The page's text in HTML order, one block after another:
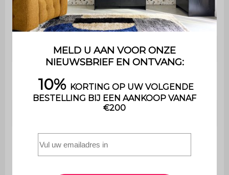
Aantal
latten
12
Bevat hout Ja
Gebruik
gebruik
Montage
De montage is heel eenvoudig,
een handleiding wordt